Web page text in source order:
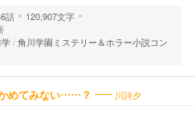
話
120,907文字
角川学園ミステリー＆ホラー小説コン
めてみない……？ 川詩夕